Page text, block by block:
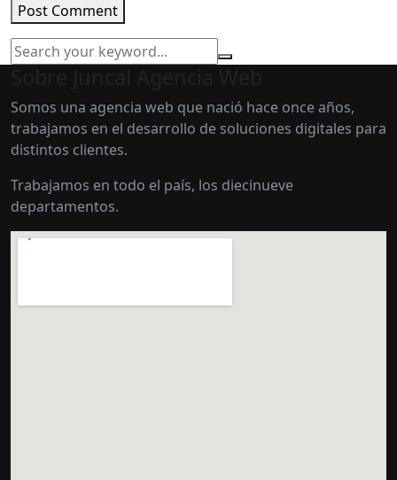
Post Comment
Sobre Juncal Agencia Web
Somos una agencia web que nació hace once años,
trabajamos en el desarrollo de soluciones digitales para
distintos clientes.
Trabajamos en todo el país, los diecinueve
departamentos.